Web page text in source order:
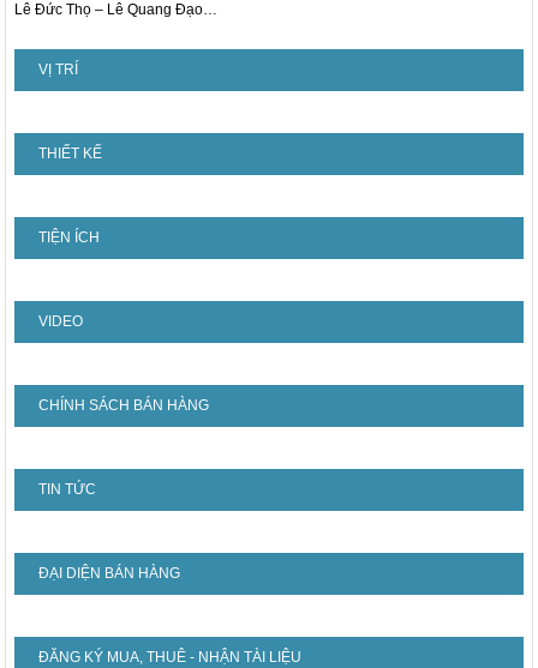
Lê Đức Thọ – Lê Quang Đạo…
VỊ TRÍ
THIẾT KẾ
TIỆN ÍCH
VIDEO
CHÍNH SÁCH BÁN HÀNG
TIN TỨC
ĐẠI DIỆN BÁN HÀNG
ĐĂNG KÝ MUA, THUÊ - NHẬN TÀI LIỆU